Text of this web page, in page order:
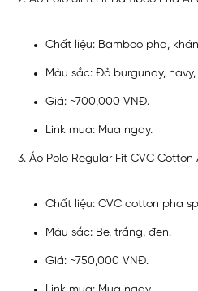
Chất liệu: Bamboo pha,
Màu sắc: Đỏ burgundy,
Giá: ~700,000 VNĐ.
Link mua: Mua ngay.
Áo Polo Regular Fit CVC Cotton
Chất liệu: CVC cotton pha
Màu sắc: Be, trắng, đen.
Giá: ~750,000 VNĐ.